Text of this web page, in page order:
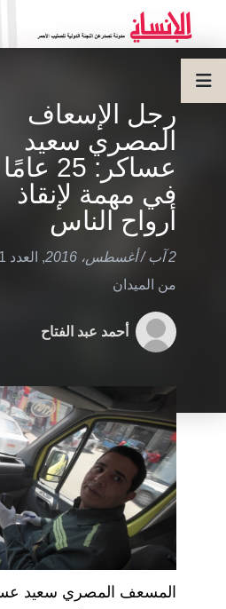
رجل الإسعاف
المصري سعيد
عساكر: 25 عامًا
في مهمة لإنقاذ
أرواح الناس
2 آب / أغسطس، 2016 , العدد 61
من الميدان
أحمد عبد الفتاح
المسعف المصري سعيد